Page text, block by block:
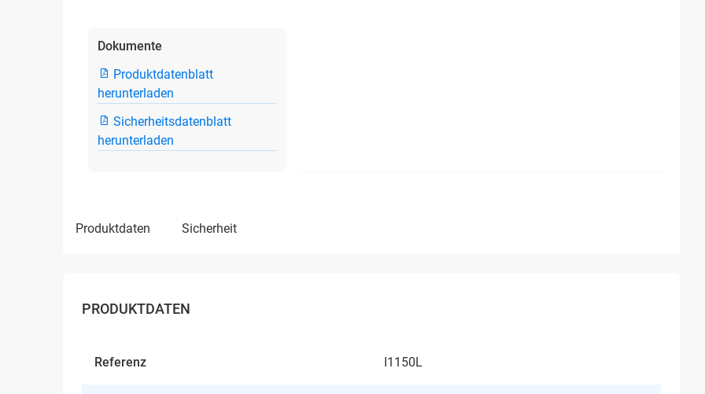
Dokumente
Produktdatenblatt
herunterladen
Sicherheitsdatenblatt
herunterladen
produktdaten sicherheit
PRODUKTDATEN
Referenz I1150L